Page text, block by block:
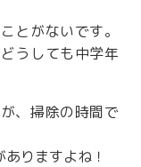
とがないです。
うしても中学年
、掃除の時間で
りますよね！